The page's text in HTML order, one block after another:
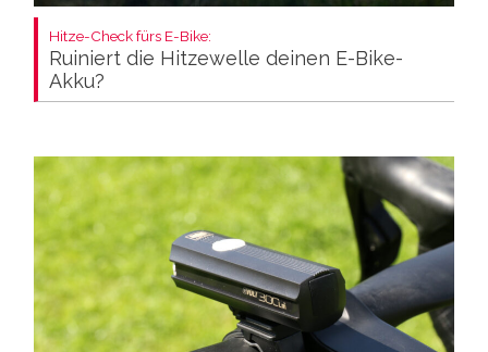
Hitze-Check fürs E-Bike:
Ruiniert die Hitzewelle deinen E-Bike-
Akku?